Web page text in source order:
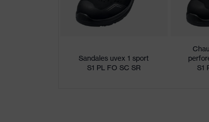
Sandales uvex 1 sport
S1 PL FO SC SR
S1